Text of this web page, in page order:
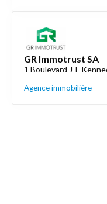
GR Immotrust SA
1 Boulevard J-F
Agence immobilière